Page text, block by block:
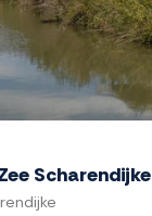
Scharendijke